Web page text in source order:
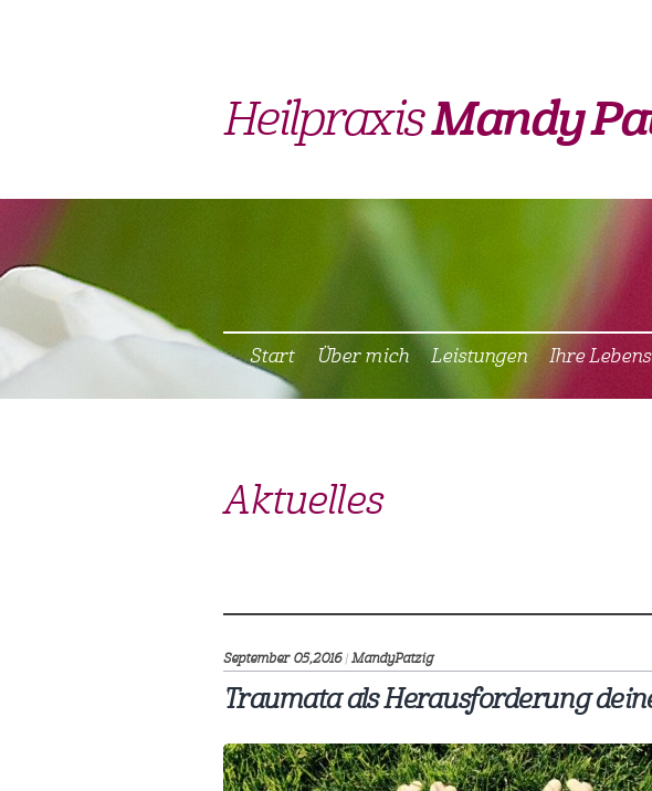
HeilpraxisMandy
Start Über mich Leistungen Ihre
Aktuelles
September 05,2016| MandyPatzig
Traumata als Herausforderung